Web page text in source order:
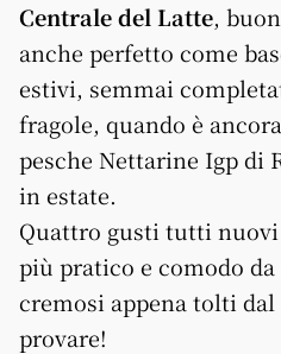
Centrale del Latte,
anche perfetto come
estivi, semmai
fragole, quando è
pesche Nettarine Igp di
in estate.
Quattro gusti tutti
più pratico e comodo
cremosi appena tolti
provare!